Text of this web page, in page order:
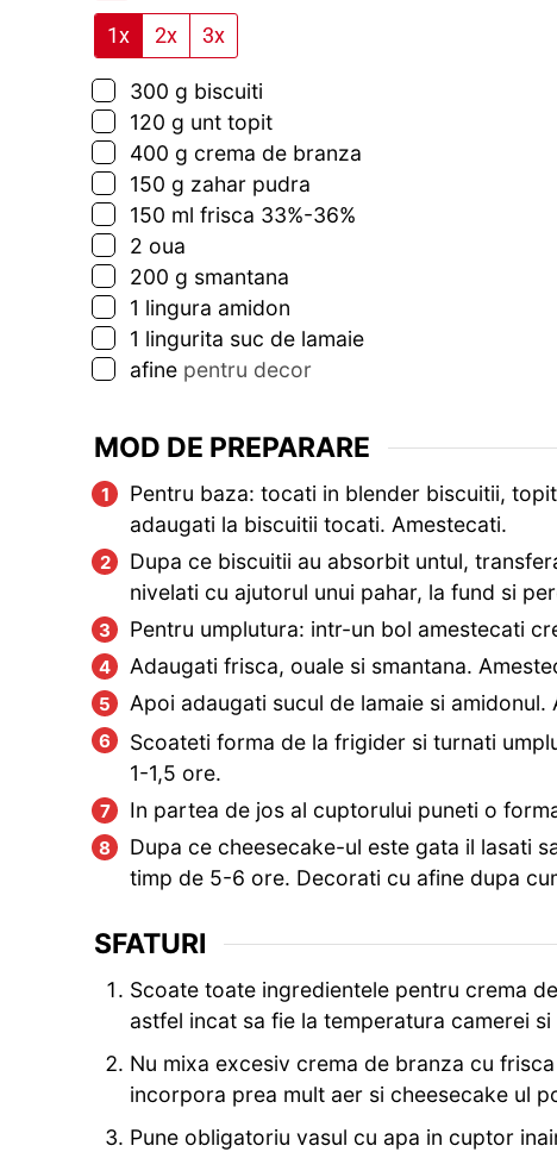
1x 2x 3x
▢
300 g biscuiti
▢
120 g unt topit
▢
400 g crema de branza
▢
150 g zahar pudra
▢
150 ml frisca 33%-36%
▢
2 oua
▢
200 g smantana
▢
1 lingura amidon
▢
1 lingurita suc de lamaie
▢
afine pentru decor
MOD DE PREPARARE
Pentru baza: tocati in blender biscuitii,
adaugati la biscuitii tocati. Amestecati.
Dupa ce biscuitii au absorbit untul,
nivelati cu ajutorul unui pahar, la fund si
Pentru umplutura: intr-un bol amestecati
Adaugati frisca, ouale si smantana.
Apoi adaugati sucul de lamaie si amidonul.
Scoateti forma de la frigider si turnati
1-1,5 ore.
In partea de jos al cuptorului puneti o
Dupa ce cheesecake-ul este gata il lasati
timp de 5-6 ore. Decorati cu afine dupa
SFATURI
Scoate toate ingredientele pentru crema
astfel incat sa fie la temperatura camerei
Nu mixa excesiv crema de branza cu
incorpora prea mult aer si cheesecake ul
Pune obligatoriu vasul cu apa in cuptor